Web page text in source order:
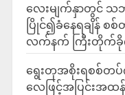
လေးမျက်နှာတွင် သ
ပြိုင်၍ခံနေရချိန် စ
လက်နက် ကြီးတိုက်
ရွေးတုအစိုးရစစ်တပ်
လေဖြင့်အပြင်းအ